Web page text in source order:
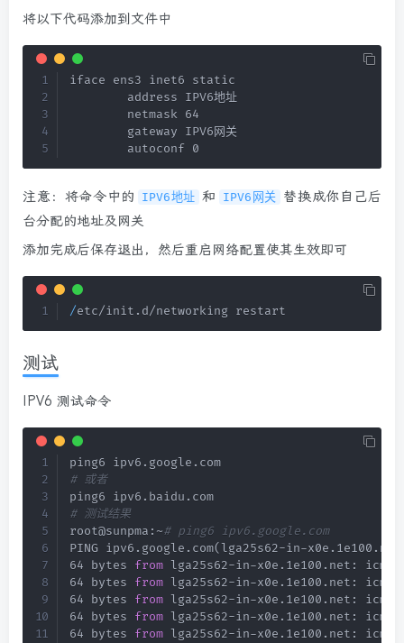
将以下代码添加到文件中
iface ens3 inet6 static
        address IPV6地址
        netmask 64
        gateway IPV6网关
        autoconf 0
注意：将命令中的 IPV6地址 和 IPV6网关 替换成你自己后
台分配的地址及网关
添加完成后保存退出，然后重启网络配置使其生效即可
/etc/init . d/networking restart
测试
IPV6 测试命令
ping6 ipv6 . google .
# 或者
ping6 ipv6 . baidu .
# 测试结果
root@sunpma:~# ping6 ipv6.google.com
PING ipv6 . google . com(lga25s62-in-x0e . 1e100 . net
64 bytes from lga25s62-in-x0e . 1e100 . net:
64 bytes from lga25s62-in-x0e . 1e100 . net:
64 bytes from lga25s62-in-x0e . 1e100 . net:
64 bytes from lga25s62-in-x0e . 1e100 . net:
64 bytes from lga25s62-in-x0e . 1e100 . net: